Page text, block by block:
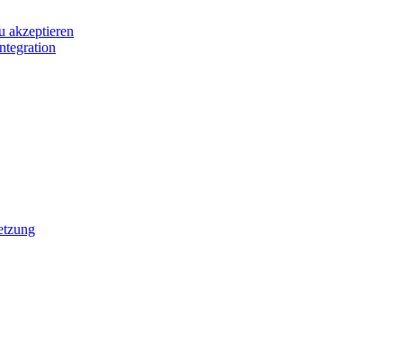
akzeptieren